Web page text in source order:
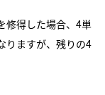
修得した場合、4単
りますが、残りの4